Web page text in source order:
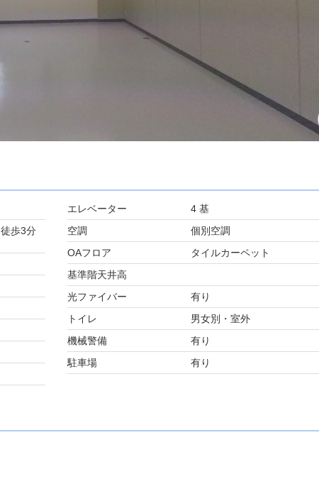
徒歩3分
エレベーター
4 基
空調
個別空調
OAフロア
タイルカーペット
基準階天井高
光ファイバー
有り
トイレ
男女別・室外
機械警備
有り
駐車場
有り